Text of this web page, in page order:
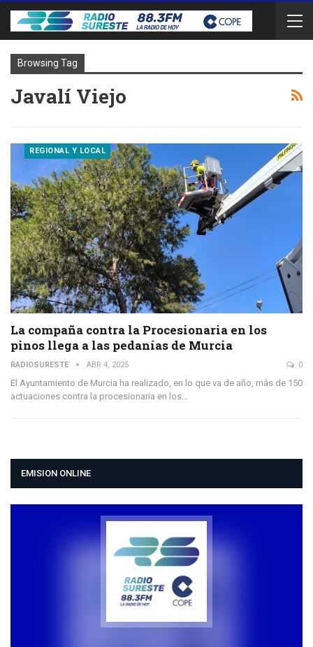
Browsing Tag
Javalí Viejo
REGIONAL Y LOCAL
La compaña contra la Procesionaria en los
pinos llega a las pedanías de Murcia
RADIOSURESTE ABR 4, 2025 0
El Ayuntamiento de Murcia ha realizado, en lo que va de año, más de 150
actuaciones contra la procesionaria en los…
EMISION ONLINE